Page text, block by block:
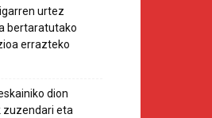
urtez
bertaratutako
errazteko
dion
eta